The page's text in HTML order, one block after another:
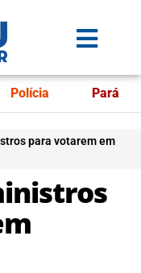
Polícia Pará
para votarem em